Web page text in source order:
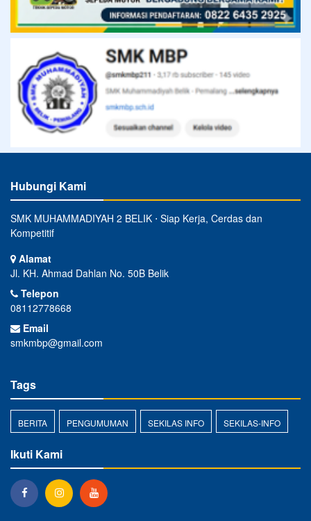
Hubungi Kami
SMK MUHAMMADIYAH 2 BELIK ⋅ Siap Kerja, Cerdas dan
Kompetitif
Alamat
Jl. KH. Ahmad Dahlan No. 50B Belik
Telepon
08112778668
Email
smkmbp@gmail.com
Tags
BERITA PENGUMUMAN SEKILAS INFO SEKILAS-INFO
Ikuti Kami